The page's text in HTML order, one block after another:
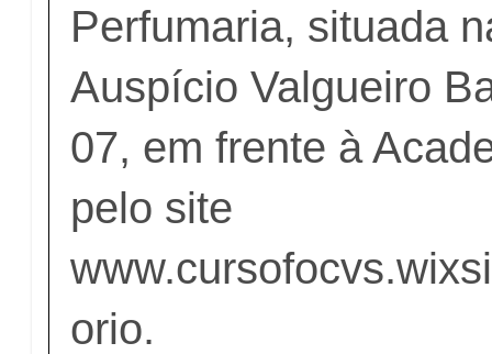
Perfumaria, situada
Auspício Valgueiro
07, em frente à
pelo site
orio.